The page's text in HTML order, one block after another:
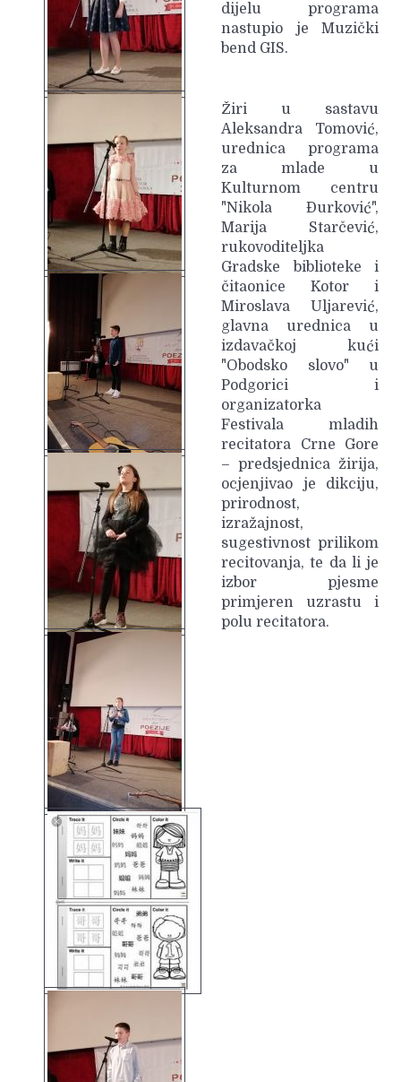
dijelu programa
nastupio je Muzički
bend GIS.
Žiri u sastavu
Aleksandra Tomović,
urednica programa
za mlade u
Kulturnom centru
"Nikola Đurković",
Marija Starčević,
rukovoditeljka
Gradske biblioteke i
čitaonice Kotor i
Miroslava Uljarević,
glavna urednica u
izdavačkoj kući
"Obodsko slovo" u
Podgorici i
organizatorka
Festivala mladih
recitatora Crne Gore
– predsjednica žirija,
ocjenjivao je dikciju,
prirodnost,
izražajnost,
sugestivnost prilikom
recitovanja, te da li je
izbor pjesme
primjeren uzrastu i
polu recitatora.